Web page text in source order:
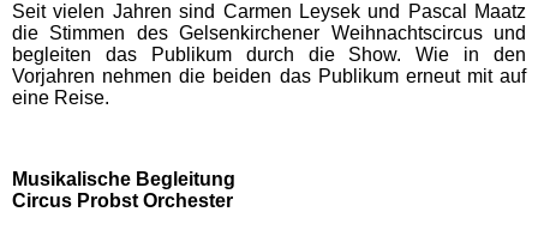
H2O Herford
Thermen & Badewelt
Wananas
Seit vielen Jahren sind Carmen Leysek und Pascal Maatz
die Stimmen des Gelsenkirchener Weihnachtscircus und
begleiten das Publikum durch die Show. Wie in den
Vorjahren nehmen die beiden das Publikum erneut mit auf
eine Reise.
Musikalische Begleitung
Circus Probst Orchester